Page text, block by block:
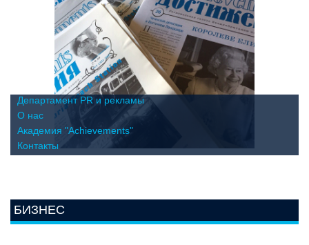
Департамент PR и рекламы
О нас
Академия "Achievements"
Контакты
БИЗНЕС